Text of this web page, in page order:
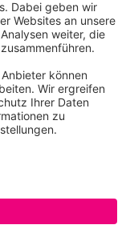
für
befreit
unter der